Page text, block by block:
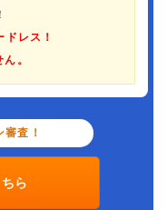
！
レス！
。
査！
ら